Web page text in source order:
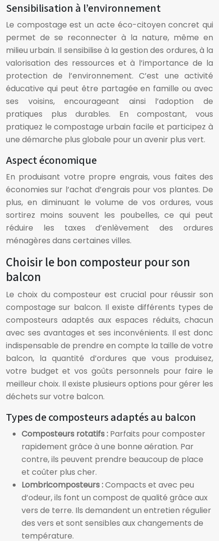
Sensibilisation à l’environnement
Le compostage est un acte éco-citoyen concret qui
permet de se reconnecter à la nature, même en
milieu urbain. Il sensibilise à la gestion des ordures, à la
valorisation des ressources et à l’importance de la
protection de l’environnement. C’est une activité
éducative qui peut être partagée en famille ou avec
ses voisins, encourageant ainsi l’adoption de
pratiques plus durables. En compostant, vous
pratiquez le compostage urbain facile et participez à
une démarche plus globale pour un avenir plus vert.
Aspect économique
En produisant votre propre engrais, vous faites des
économies sur l’achat d’engrais pour vos plantes. De
plus, en diminuant le volume de vos ordures, vous
sortirez moins souvent les poubelles, ce qui peut
réduire les taxes d’enlèvement des ordures
ménagères dans certaines villes.
Choisir le bon composteur pour son
balcon
Le choix du composteur est crucial pour réussir son
compostage sur balcon. Il existe différents types de
composteurs adaptés aux espaces réduits, chacun
avec ses avantages et ses inconvénients. Il est donc
indispensable de prendre en compte la taille de votre
balcon, la quantité d’ordures que vous produisez,
votre budget et vos goûts personnels pour faire le
meilleur choix. Il existe plusieurs options pour gérer les
déchets sur votre balcon.
Types de composteurs adaptés au balcon
Composteurs rotatifs : Parfaits pour composter
rapidement grâce à une bonne aération. Par
contre, ils peuvent prendre beaucoup de place
et coûter plus cher.
Lombricomposteurs :Compacts et avec peu
d’odeur, ils font un compost de qualité grâce aux
vers de terre. Ils demandent un entretien régulier
des vers et sont sensibles aux changements de
température.